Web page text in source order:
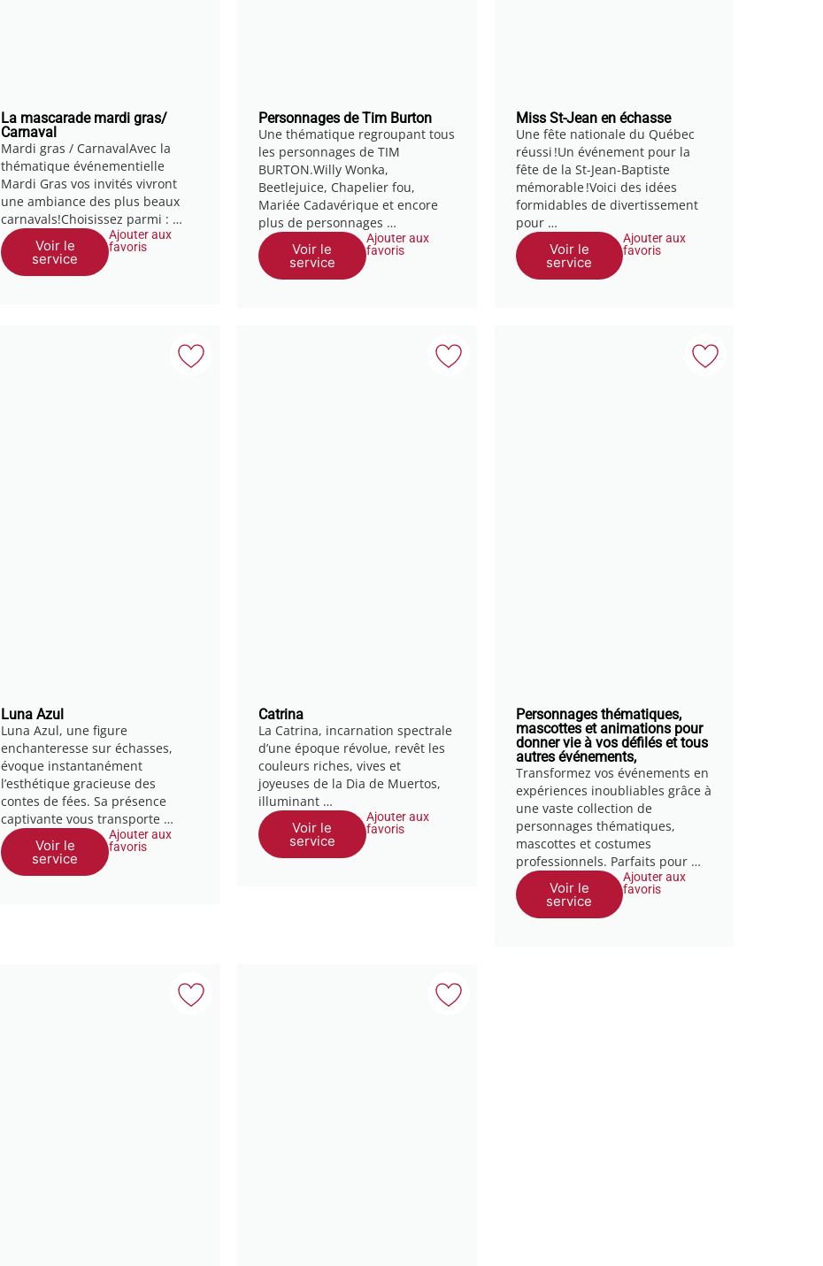
La mascarade mardi gras/
Carnaval
Mardi gras / CarnavalAvec la
thématique événementielle
Mardi Gras vos invités vivront
une ambiance des plus beaux
carnavals!Choisissez parmi : …
Voir le
service
Ajouter aux
favoris
Personnages de Tim Burton
Une thématique regroupant tous
les personnages de TIM
BURTON.Willy Wonka,
Beetlejuice, Chapelier fou,
Mariée Cadavérique et encore
plus de personnages …
Voir le
service
Ajouter aux
favoris
Miss St-Jean en échasse
Une fête nationale du Québec
réussi !Un événement pour la
fête de la St-Jean-Baptiste
mémorable !Voici des idées
formidables de divertissement
pour …
Voir le
service
Ajouter aux
favoris
Luna Azul
Luna Azul, une figure
enchanteresse sur échasses,
évoque instantanément
l’esthétique gracieuse des
contes de fées. Sa présence
captivante vous transporte …
Voir le
service
Ajouter aux
favoris
Catrina
La Catrina, incarnation spectrale
d’une époque révolue, revêt les
couleurs riches, vives et
joyeuses de la Dia de Muertos,
illuminant …
Voir le
service
Ajouter aux
favoris
Personnages thématiques,
mascottes et animations pour
donner vie à vos défilés et tous
autres événements,
Transformez vos événements en
expériences inoubliables grâce à
une vaste collection de
personnages thématiques,
mascottes et costumes
professionnels. Parfaits pour …
Voir le
service
Ajouter aux
favoris